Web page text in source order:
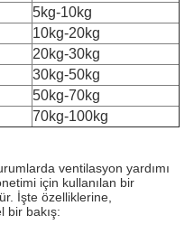
5kg-10kg
10kg-20kg
20kg-30kg
30kg-50kg
50kg-70kg
70kg-100kg
ventilasyon yardımı
için kullanılan bir
İşte özelliklerine,
bir bakış: